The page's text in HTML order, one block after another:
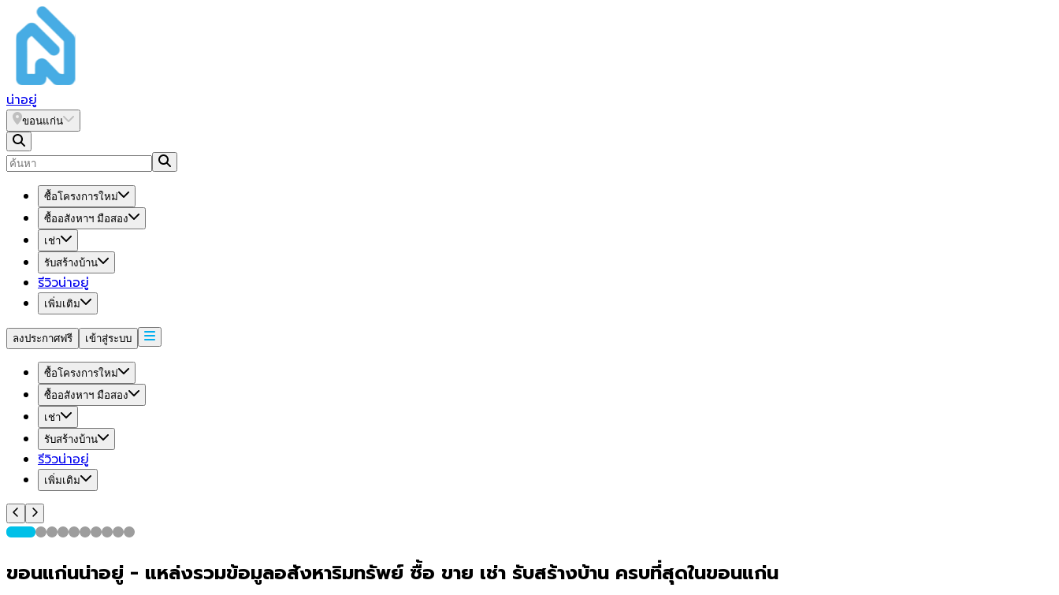
น่าอยู่
ขอนแก่น
ซื้อโครงการใหม่
ซื้ออสังหาฯ มือสอง
เช่า
รับสร้างบ้าน
รีวิวน่าอยู่
เพิ่มเติม
ลงประกาศฟรี เข้าสู่ระบบ
ซื้อโครงการใหม่
ซื้ออสังหาฯ มือสอง
เช่า
รับสร้างบ้าน
รีวิวน่าอยู่
เพิ่มเติม
ขอนแก่นน่าอยู่ - แหล่งรวมข้อมูลอสังหาริมทรัพย์ ซื้อ ขาย เช่า รับสร้างบ้าน ครบที่สุดในขอนแก่น